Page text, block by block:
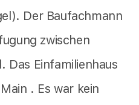
Der Baufachmann
zwischen
Das Einfamilienhaus
. Es war kein